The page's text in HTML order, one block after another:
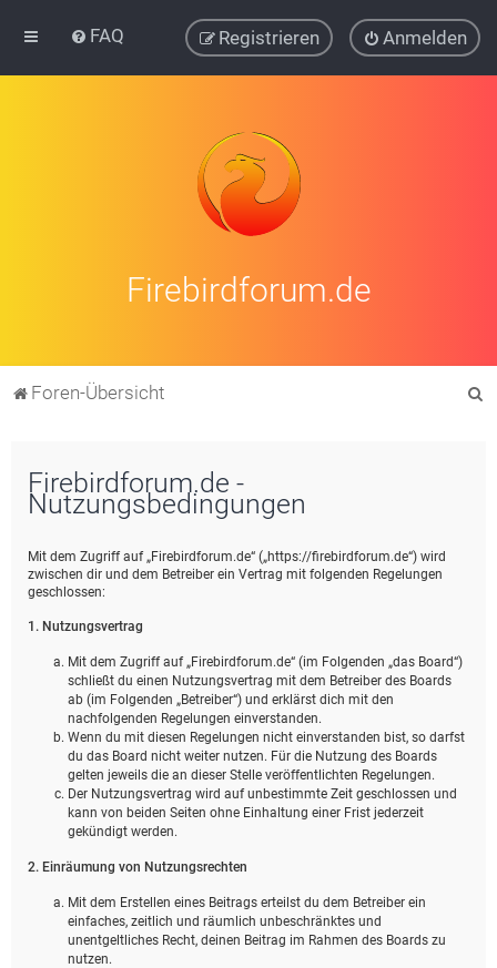
FAQ Anmelden
Registrieren
Firebirdforum.de
Foren-Übersicht
Firebirdforum.de -
Nutzungsbedingungen
Mit dem Zugriff auf „Firebirdforum.de“ („https://firebirdforum.de“) wird
zwischen dir und dem Betreiber ein Vertrag mit folgenden Regelungen
geschlossen:
1. Nutzungsvertrag
Mit dem Zugriff auf „Firebirdforum.de“ (im Folgenden „das Board“)
schließt du einen Nutzungsvertrag mit dem Betreiber des Boards
ab (im Folgenden „Betreiber“) und erklärst dich mit den
nachfolgenden Regelungen einverstanden.
Wenn du mit diesen Regelungen nicht einverstanden bist, so darfst
du das Board nicht weiter nutzen. Für die Nutzung des Boards
gelten jeweils die an dieser Stelle veröffentlichten Regelungen.
Der Nutzungsvertrag wird auf unbestimmte Zeit geschlossen und
kann von beiden Seiten ohne Einhaltung einer Frist jederzeit
gekündigt werden.
2. Einräumung von Nutzungsrechten
Mit dem Erstellen eines Beitrags erteilst du dem Betreiber ein
einfaches, zeitlich und räumlich unbeschränktes und
unentgeltliches Recht, deinen Beitrag im Rahmen des Boards zu
nutzen.